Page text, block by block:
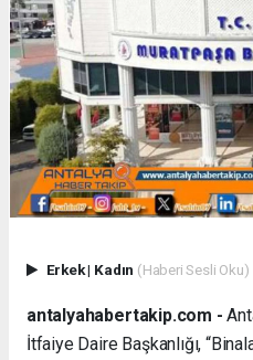
Erkek| Kadın (Haberi Sesli Oku)
antalyahabertakip.com -
İtfaiye Daire Başkanlığı,